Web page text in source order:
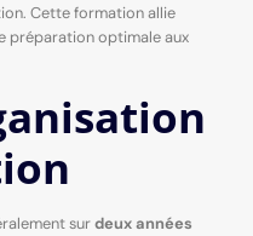
Cette formation allie
préparation optimale aux
surdeux années